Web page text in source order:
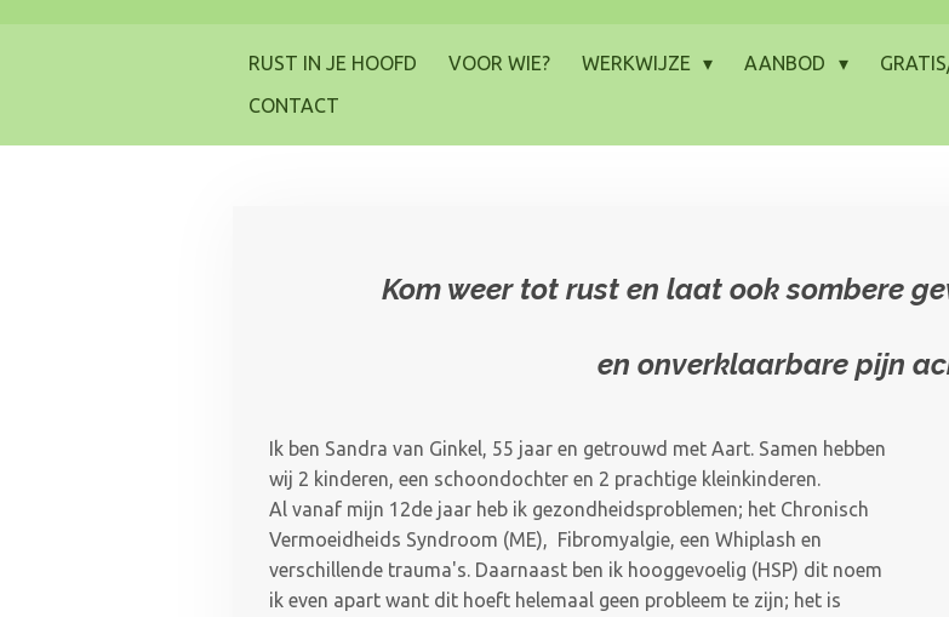
hoofdinhoud
RUST IN JE HOOFD VOOR WIE? WERKWIJZE AANBOD
CONTACT
Kom weer tot rust en laat ook sombere
en onverklaarbare pijn
Ik ben Sandra van Ginkel, 55 jaar en getrouwd met Aart. Samen hebben
wij 2 kinderen, een schoondochter en 2 prachtige kleinkinderen.
Al vanaf mijn 12de jaar heb ik gezondheidsproblemen; het Chronisch
Vermoeidheids Syndroom (ME), Fibromyalgie, een Whiplash en
verschillende trauma's. Daarnaast ben ik hooggevoelig (HSP) dit noem
ik even apart want dit hoeft helemaal geen probleem te zijn; het is